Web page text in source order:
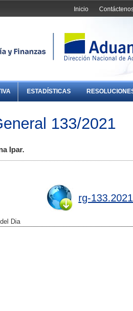
Inicio
ESTADÍSTICAS
133/2021
Ipar.
rg-
Dia